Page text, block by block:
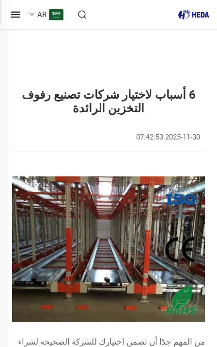
AR
6 أسباب لاختيار شركات تصنيع رفوف
التخزين الرائدة
2025-11-30 07:42:53
من المهم جدًا أن تضمن اختيارك للشركة الصحيحة لشراء